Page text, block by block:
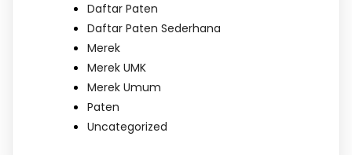
Daftar Paten
Daftar Paten Sederhana
Merek
Merek UMK
Merek Umum
Paten
Uncategorized